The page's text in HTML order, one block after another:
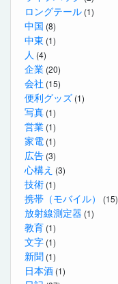
ロングテール (1)
中国 (8)
中東 (1)
人 (4)
企業 (20)
会社 (15)
便利グッズ (1)
写真 (1)
営業 (1)
家電 (1)
広告 (3)
心構え (3)
技術 (1)
携帯（モバイル） (15)
放射線測定器 (1)
教育 (1)
文字 (1)
新聞 (1)
日本酒 (1)